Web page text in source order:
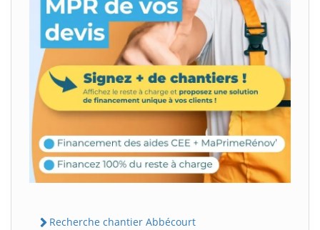
Recherche chantier Abbécourt